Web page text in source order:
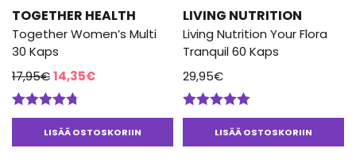
TOGETHER HEALTH
Together Women’s Multi
30 Kaps
17,95€Alkuperäinen
hinta
oli:
17,95€.
14,35€Nykyinen
on:
14,35€.
Arvostelu
tuotteesta:LISÄÄ OSTOSKORIIN
LIVING NUTRITION
Living Nutrition Your Flora
Tranquil 60 Kaps
29,95€
Arvostelu
tuotteesta:LISÄÄ OSTOSKORIIN